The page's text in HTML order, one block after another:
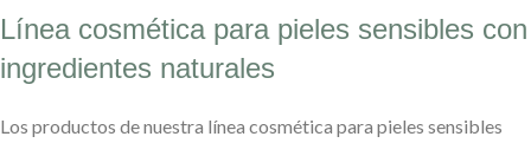
Línea cosmética para pieles sensibles con
ingredientes naturales
Los productos de nuestra línea cosmética para pieles sensibles